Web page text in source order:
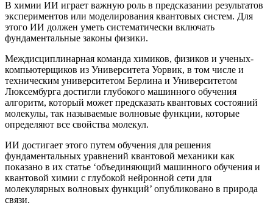
В химии ИИ играет важную роль в предсказании результатов
экспериментов или моделирования квантовых систем. Для
этого ИИ должен уметь систематически включать
фундаментальные законы физики.
Междисциплинарная команда химиков, физиков и ученых-
компьютерщиков из Университета Уорвик, в том числе и
техническим университетом Берлина и Университетом
Люксембурга достигли глубокого машинного обучения
алгоритм, который может предсказать квантовых состояний
молекулы, так называемые волновые функции, которые
определяют все свойства молекул.
ИИ достигает этого путем обучения для решения
фундаментальных уравнений квантовой механики как
показано в их статье ‘объединяющий машинного обучения и
квантовой химии с глубокой нейронной сети для
молекулярных волновых функций’ опубликовано в природа
связи.